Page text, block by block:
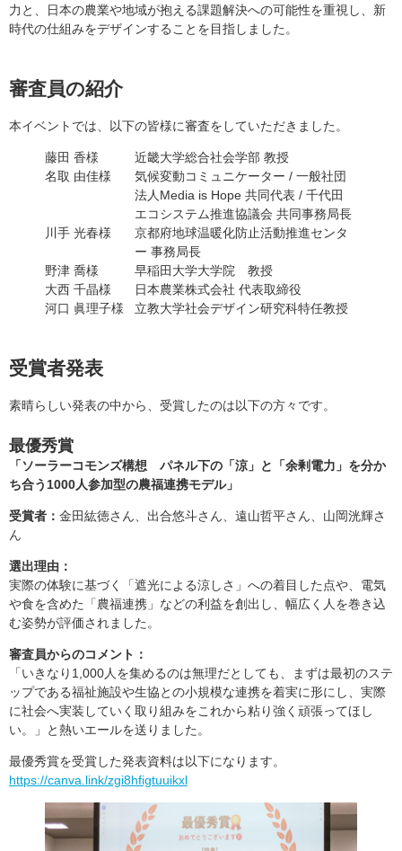
力と、日本の農業や地域が抱える課題解決への可能性を重視し、新
時代の仕組みをデザインすることを目指しました。
審査員の紹介
本イベントでは、以下の皆様に審査をしていただきました。
藤田 香様
近畿大学総合社会学部 教授
名取 由佳様
気候変動コミュニケーター / 一般社団
法人Media is Hope 共同代表 / 千代田
エコシステム推進協議会 共同事務局長
川手 光春様
京都府地球温暖化防止活動推進センタ
ー 事務局長
野津 喬様
早稲田大学大学院 教授
大西 千晶様
日本農業株式会社 代表取締役
河口 眞理子様
立教大学社会デザイン研究科特任教授
受賞者発表
素晴らしい発表の中から、受賞したのは以下の方々です。
最優秀賞
「ソーラーコモンズ構想 パネル下の「涼」と「余剰電力」を分か
ち合う1000人参加型の農福連携モデル」
受賞者： 金田紘徳さん、出合悠斗さん、遠山哲平さん、山岡洸輝さ
ん
選出理由：
実際の体験に基づく「遮光による涼しさ」への着目した点や、電気
や食を含めた「農福連携」などの利益を創出し、幅広く人を巻き込
む姿勢が評価されました。
審査員からのコメント：
「いきなり1,000人を集めるのは無理だとしても、まずは最初のステ
ップである福祉施設や生協との小規模な連携を着実に形にし、実際
に社会へ実装していく取り組みをこれから粘り強く頑張ってほし
い。」と熱いエールを送りました。
最優秀賞を受賞した発表資料は以下になります。
https://canva.link/zgi8hfigtuuikxl